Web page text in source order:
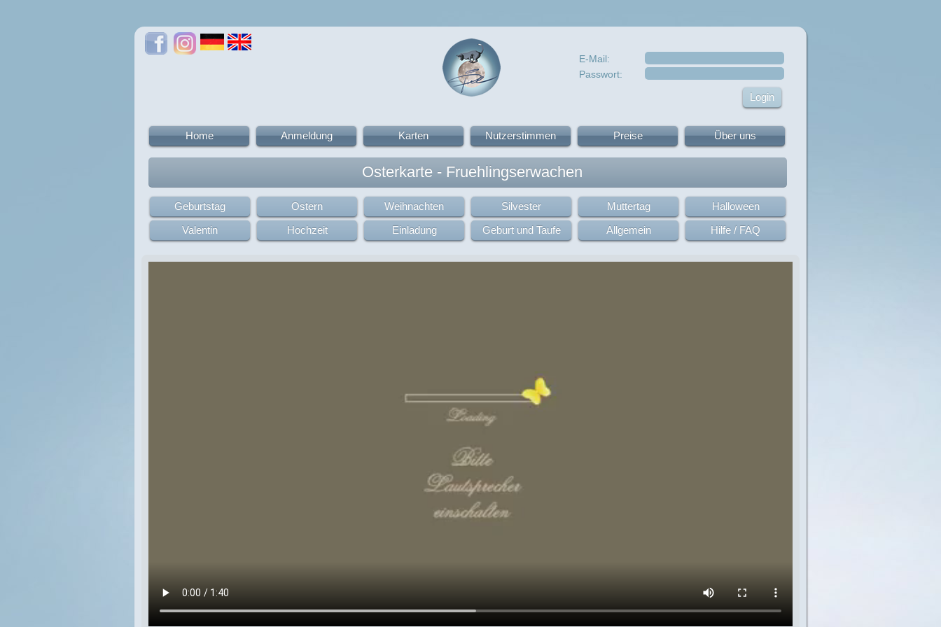
E-Mail:
Passwort:
Home Anmeldung Karten Nutzerstimmen Preise Über uns
Osterkarte - Fruehlingserwachen
Geburtstag Ostern Weihnachten Silvester Muttertag
Halloween
Valentin
Hochzeit Einladung Geburt und Taufe Allgemein Hilfe / FAQ